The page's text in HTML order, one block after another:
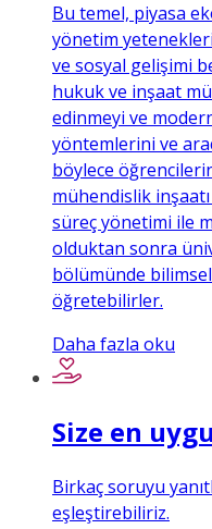
Bu temel, piyasa
yönetim
ve sosyal gelişimi
hukuk ve inşaat
edinmeyi ve
yöntemlerini ve
böylece
mühendislik
süreç yönetimi ile
olduktan sonra
bölümünde
öğretebilirler.
Daha fazla oku
Size en
Birkaç soruyu
eşleştirebiliriz.